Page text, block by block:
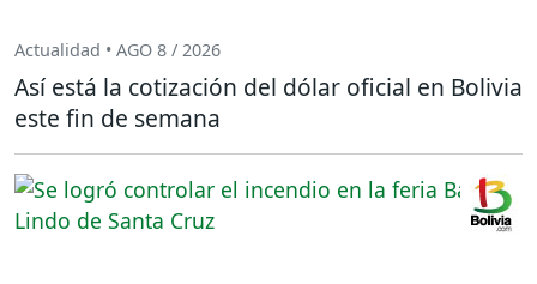
Actualidad • AGO 8 / 2026
Así está la cotización del dólar oficial en Bolivia
este fin de semana